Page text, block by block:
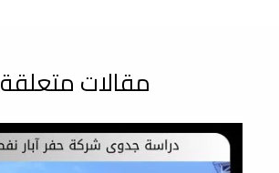
مقالات متعلقة